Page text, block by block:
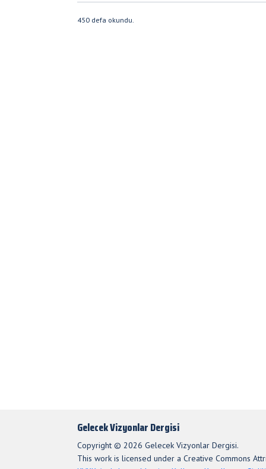
450 defa okundu.
Gelecek Vizyonlar Dergisi
Copyright © 2026 Gelecek Vizyonlar Dergisi.
This work is licensed under a Creative Commons